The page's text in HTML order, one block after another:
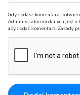
Gdy dodasz komentarz,
Administratorem danych jest x-
aby dodać komentarz. Zasady